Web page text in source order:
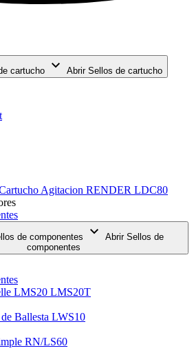
cartucho Abrir Sellos de cartucho
de componentes
Abrir Sellos de
componentes